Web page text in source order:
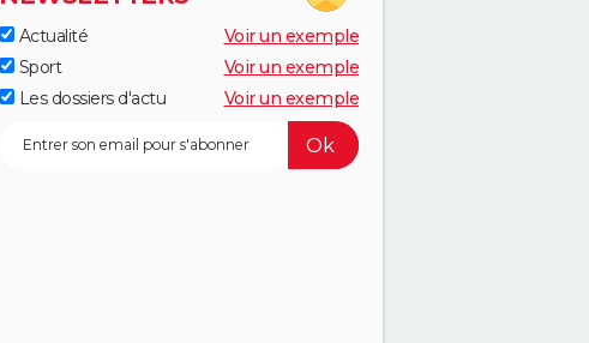
Actualité
Voir un exemple
Sport
Voir un exemple
Les dossiers d'actu
Voir un exemple